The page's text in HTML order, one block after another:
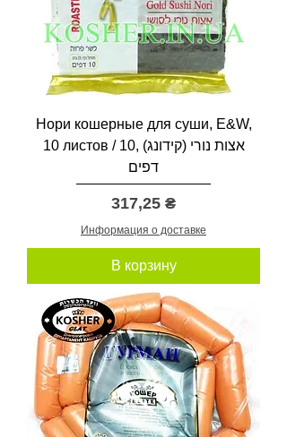
Нори кошерные для суши, E&W,
10 листов / אצות נורי (קידונג) ,10
דפים
Цена
317,25 ₴
Информация о доставке
В корзину